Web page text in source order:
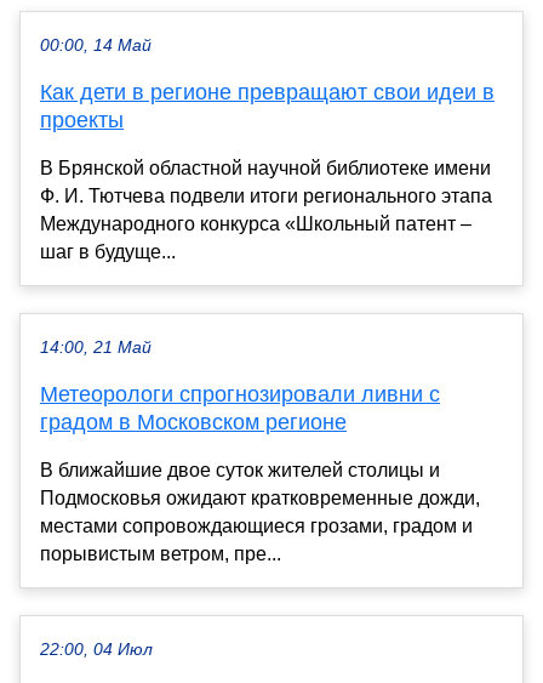
00:00, 14 Май
Как дети в регионе превращают свои идеи в
проекты
В Брянской областной научной библиотеке имени
Ф. И. Тютчева подвели итоги регионального этапа
Международного конкурса «Школьный патент –
шаг в будуще...
14:00, 21 Май
Метеорологи спрогнозировали ливни с
градом в Московском регионе
В ближайшие двое суток жителей столицы и
Подмосковья ожидают кратковременные дожди,
местами сопровождающиеся грозами, градом и
порывистым ветром, пре...
22:00, 04 Июл